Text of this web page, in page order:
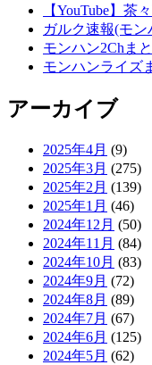
【YouTube】茶
ガルク速報(モン
モンハン2Chま
モンハンライズ
アーカイブ
2025年4月 (9)
2025年3月 (275)
2025年2月 (139)
2025年1月 (46)
2024年12月 (50)
2024年11月 (84)
2024年10月 (83)
2024年9月 (72)
2024年8月 (89)
2024年7月 (67)
2024年6月 (125)
2024年5月 (62)